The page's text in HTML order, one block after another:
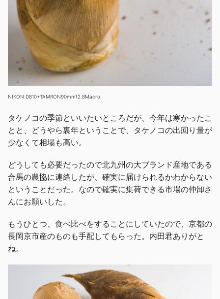
NIKON D810+TAMRON90mmf2.8Macro
タケノコの季節といいたいところだが、今年は寒かったこ
とと、どうやら裏年ということで、タケノコの出回り量が
少なくて相場も高い。
どうしても必要だったので北九州の大ブランド産地である
合馬の農協に連絡したが、確実に届けられるかわからない
ということだった。なので確実に集荷できる市場の仲卸さ
んにお願いした。
もうひとつ、食べ比べをすることにしていたので、京都の
長岡京市産のものも手配してもらった。内田君ありがと
ね。